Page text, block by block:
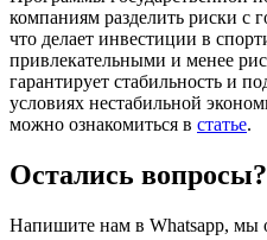
компаниям разделить риски с
что делает инвестиции в
привлекательными и менее
гарантирует стабильность и
условиях нестабильной
можно ознакомиться в статье.
Остались вопросы?
Напишите нам в Whatsapp, мы